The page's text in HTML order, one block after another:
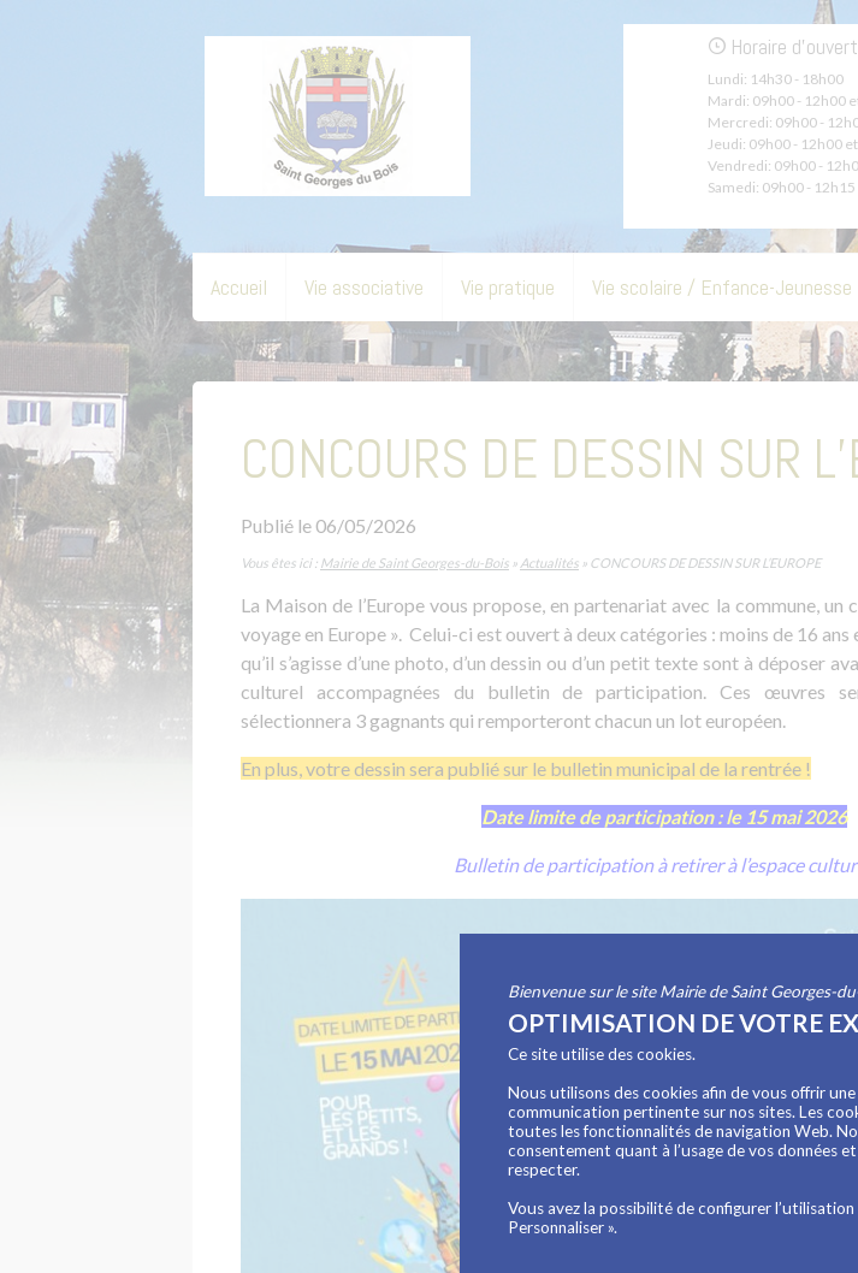
Horaire
Lundi: 14h30 - 18h00
Mardi: 09h00 - 12h00
Mercredi: 09h00 -
Jeudi: 09h00 - 12h00
Vendredi: 09h00 -
Samedi: 09h00 - 12h15
Accueil Vie associative Vie pratique Vie scolaire / Enfance-Jeunesse
CONCOURS DE DESSIN SUR
Publié le 06/05/2026
Vous êtes ici : Mairie de Saint Georges-du-Bois » Actualités » CONCOURS DE DESSIN SUR L’EUROPE
La Maison de l’Europe vous propose, en partenariat avec la commune, un
voyage en Europe ». Celui-ci est ouvert à deux catégories : moins de 16 ans
qu’il s’agisse d’une photo, d’un dessin ou d’un petit texte sont à déposer
culturel accompagnées du bulletin de participation. Ces œuvres
sélectionnera 3 gagnants qui remporteront chacun un lot européen.
En plus, votre dessin sera publié sur le bulletin municipal de la rentrée !
Date limite de participation : le 15 mai 2026
Bulletin de participation à retirer à l’espace
Bienvenue sur le site Mairie de Saint Georges-
OPTIMISATION DE VOTRE
Ce site utilise des cookies.
Nous utilisons des cookies afin de vous offrir
communication pertinente sur nos sites. Les
toutes les fonctionnalités de navigation Web.
consentement quant à l’usage de vos données
respecter.
Vous avez la possibilité de configurer
Personnaliser ».